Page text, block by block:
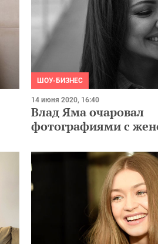
ШОУ-БИЗНЕС
14 июня 2020, 16:40
Влад Яма очаровал
фотографиями с